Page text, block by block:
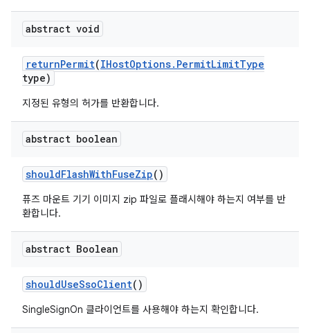
abstract void
returnPermit(IHostOptions. PermitLimitType
type)
지정된 유형의 허가를 반환합니다.
abstract boolean
shouldFlashWithFuseZip()
퓨즈 마운트 기기 이미지 zip 파일로 플래시해야 하는지 여부를 반
환합니다.
abstract Boolean
shouldUseSsoClient()
SingleSignOn 클라이언트를 사용해야 하는지 확인합니다.